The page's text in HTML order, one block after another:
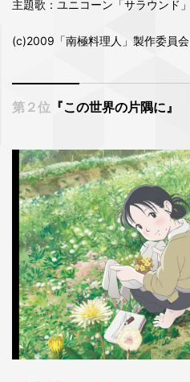
主題歌：ユニコーン「サラウンド」
(c)2009「南極料理人」製作委員会
第２位 『この世界の片隅に』